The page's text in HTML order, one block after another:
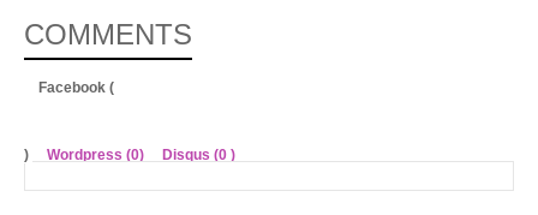
COMMENTS
Facebook (
) Wordpress (0) Disqus (0 )